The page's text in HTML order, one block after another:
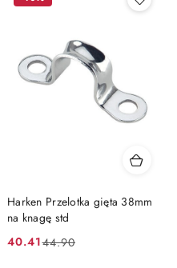
Harken Przelotka gięta 38mm
na knagę std
Cena
40.41
Cena 44.90